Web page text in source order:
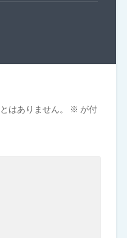
はありません。 ※ が付